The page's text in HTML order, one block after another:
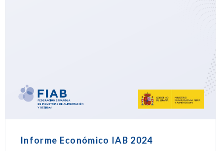
Informe Económico IAB 2024